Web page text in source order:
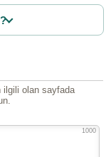
ilgili olan sayfada
1000